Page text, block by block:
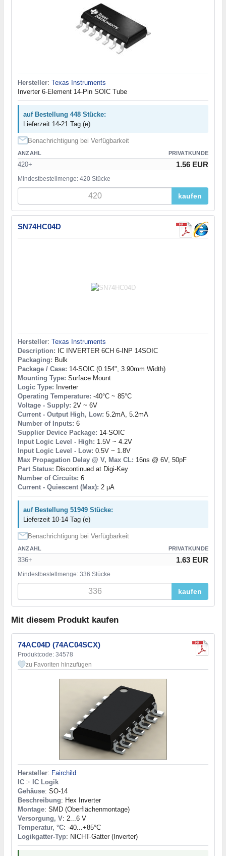
Hersteller: Texas Instruments
Inverter 6-Element 14-Pin SOIC Tube
auf Bestellung 448 Stücke:
Lieferzeit 14-21 Tag (e)
Benachrichtigung bei Verfügbarkeit
ANZAHL PRIVATKUNDE
420+ 1.56 EUR
Mindestbestellmenge: 420 Stücke
kaufen
SN74HC04D
Hersteller: Texas Instruments
Description: IC INVERTER 6CH 6-INP 14SOIC
Packaging: Bulk
Package / Case: 14-SOIC (0.154", 3.90mm Width)
Mounting Type: Surface Mount
Logic Type: Inverter
Operating Temperature: -40°C ~ 85°C
Voltage - Supply: 2V ~ 6V
Current - Output High, Low: 5.2mA, 5.2mA
Number of Inputs: 6
Supplier Device Package: 14-SOIC
Input Logic Level - High: 1.5V ~ 4.2V
Input Logic Level - Low: 0.5V ~ 1.8V
Max Propagation Delay @ V, Max CL: 16ns @ 6V, 50pF
Part Status: Discontinued at Digi-Key
Number of Circuits: 6
Current - Quiescent (Max): 2 µA
auf Bestellung 51949 Stücke:
Lieferzeit 10-14 Tag (e)
Benachrichtigung bei Verfügbarkeit
ANZAHL PRIVATKUNDE
336+ 1.63 EUR
Mindestbestellmenge: 336 Stücke
kaufen
Mit diesem Produkt kaufen
74AC04D (74AC04SCX)
Produktcode: 34578
zu Favoriten hinzufügen
Hersteller: Fairchild
IC > IC Logik
Gehäuse: SO-14
Beschreibung: Hex Inverter
Montage: SMD (Oberflächenmontage)
Versorgung, V: 2...6 V
Temperatur, °C: -40...+85°C
Logikgatter-Typ: NICHT-Gatter (Inverter)